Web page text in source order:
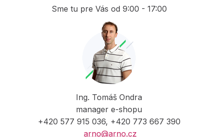
Sme tu pre Vás od 9:00 - 17:00
Ing. Tomáš Ondra
manager e-shopu
+420 577 915 036, +420 773 667 390
arno@arno.cz